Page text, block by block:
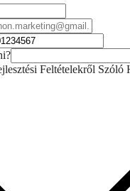
Feltételekről Szóló